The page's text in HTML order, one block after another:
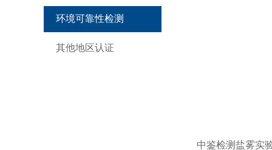
环境可靠性检测
其他地区认证
中鉴检测盐雾实